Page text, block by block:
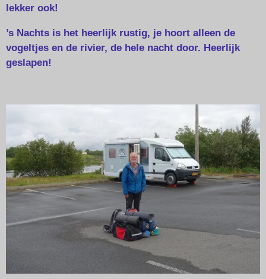
lekker ook!
’s Nachts is het heerlijk rustig, je hoort alleen de
vogeltjes en de rivier, de hele nacht door. Heerlijk
geslapen!